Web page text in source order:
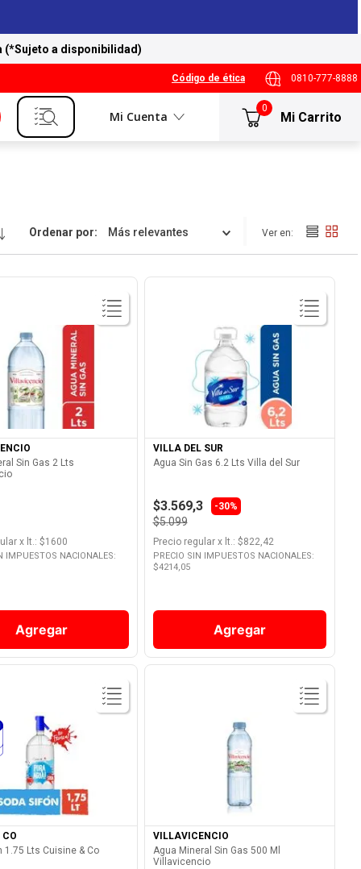
(*Sujeto a disponibilidad)
Código de ética 0810-777-8888
Mi Cuenta
0
Ordenar por Más relevantes
Ver Producto
Sin Gas 2 Lts
x lt.: $1600
IMPUESTOS NACIONALES:
Agregar
Ver Producto
VILLA DEL SUR
Agua Sin Gas 6.2 Lts Villa del Sur
$3.569,3 -30%
$5.099
Precio regularx lt.: $822,42
PRECIO SIN IMPUESTOS NACIONALES:
$4214,05
Agregar
Ver Producto
1.75 Lts Cuisine & Co
Ver Producto
VILLAVICENCIO
Agua Mineral Sin Gas 500 Ml
Villavicencio